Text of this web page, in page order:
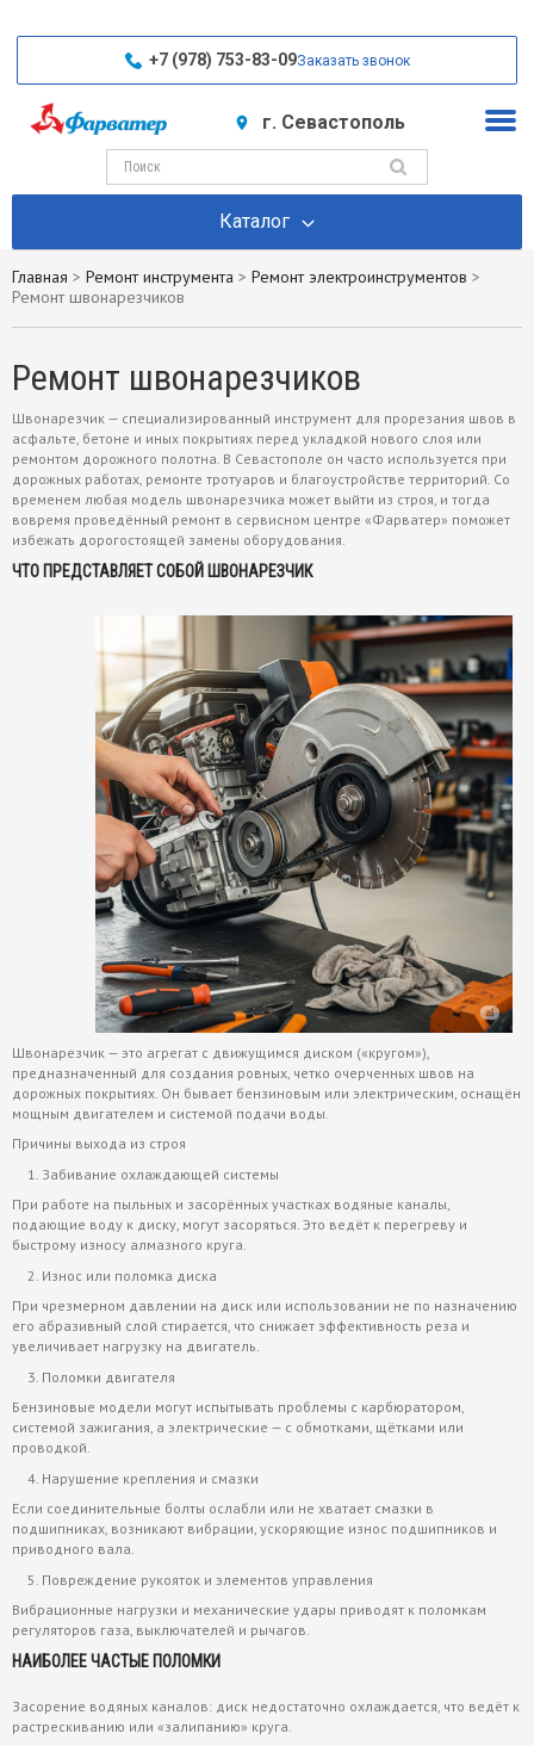
+7 (978) 753-83-09Заказать звонок
г. Севастополь
Каталог
Главная > Ремонт инструмента > Ремонт электроинструментов >
Ремонт швонарезчиков
Ремонт швонарезчиков
Швонарезчик — специализированный инструмент для прорезания швов в
асфальте, бетоне и иных покрытиях перед укладкой нового слоя или
ремонтом дорожного полотна. В Севастополе он часто используется при
дорожных работах, ремонте тротуаров и благоустройстве территорий. Со
временем любая модель швонарезчика может выйти из строя, и тогда
вовремя проведённый ремонт в сервисном центре «Фарватер» поможет
избежать дорогостоящей замены оборудования.
ЧТО ПРЕДСТАВЛЯЕТ СОБОЙ ШВОНАРЕЗЧИК
Швонарезчик — это агрегат с движущимся диском («кругом»),
предназначенный для создания ровных, четко очерченных швов на
дорожных покрытиях. Он бывает бензиновым или электрическим, оснащён
мощным двигателем и системой подачи воды.
Причины выхода из строя
Забивание охлаждающей системы
При работе на пыльных и засорённых участках водяные каналы,
подающие воду к диску, могут засоряться. Это ведёт к перегреву и
быстрому износу алмазного круга.
Износ или поломка диска
При чрезмерном давлении на диск или использовании не по назначению
его абразивный слой стирается, что снижает эффективность реза и
увеличивает нагрузку на двигатель.
Поломки двигателя
Бензиновые модели могут испытывать проблемы с карбюратором,
системой зажигания, а электрические — с обмотками, щётками или
проводкой.
Нарушение крепления и смазки
Если соединительные болты ослабли или не хватает смазки в
подшипниках, возникают вибрации, ускоряющие износ подшипников и
приводного вала.
Повреждение рукояток и элементов управления
Вибрационные нагрузки и механические удары приводят к поломкам
регуляторов газа, выключателей и рычагов.
НАИБОЛЕЕ ЧАСТЫЕ ПОЛОМКИ
Засорение водяных каналов: диск недостаточно охлаждается, что ведёт к
растрескиванию или «залипанию» круга.